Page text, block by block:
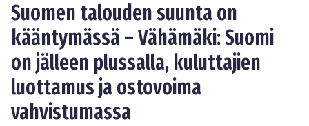
Suomen talouden suunta on
kääntymässä – Vähämäki: Suomi
on jälleen plussalla, kuluttajien
luottamus ja ostovoima
vahvistumassa